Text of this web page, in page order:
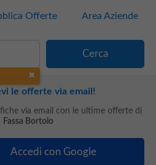
Offerte Area Aziende
le offerte via email!
via email con le ultime offerte di
Fassa Bortolo
Accedi con Google